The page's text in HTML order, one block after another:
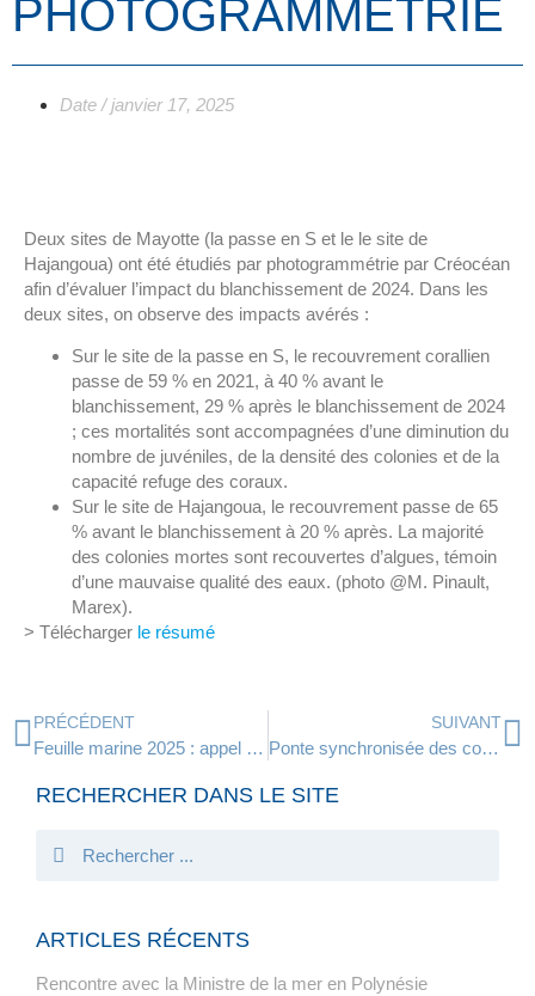
PHOTOGRAMMÉTRIE
Date / janvier 17, 2025
Deux sites de Mayotte (la passe en S et le le site de
Hajangoua) ont été étudiés par photogrammétrie par Créocéan
afin d’évaluer l’impact du blanchissement de 2024. Dans les
deux sites, on observe des impacts avérés :
Sur le site de la passe en S, le recouvrement corallien
passe de 59 % en 2021, à 40 % avant le
blanchissement, 29 % après le blanchissement de 2024
; ces mortalités sont accompagnées d’une diminution du
nombre de juvéniles, de la densité des colonies et de la
capacité refuge des coraux.
Sur le site de Hajangoua, le recouvrement passe de 65
% avant le blanchissement à 20 % après. La majorité
des colonies mortes sont recouvertes d’algues, témoin
d’une mauvaise qualité des eaux. (photo @M. Pinault,
Marex).
> Télécharger le résumé
PRÉCÉDENT
Feuille marine 2025 : appel à contribution
SUIVANT
Ponte synchronisée des coraux Porites rus dans le monde
RECHERCHER DANS LE SITE
ARTICLES RÉCENTS
Rencontre avec la Ministre de la mer en Polynésie